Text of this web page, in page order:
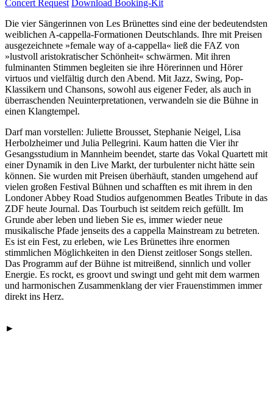
Concert Request Download Booking-Kit
Die vier Sängerinnen von Les Brünettes sind eine der bedeutendsten
weiblichen A-cappella-Formationen Deutschlands. Ihre mit Preisen
ausgezeichnete »female way of a-cappella« ließ die FAZ von
»lustvoll aristokratischer Schönheit« schwärmen. Mit ihren
fulminanten Stimmen begleiten sie ihre Hörerinnen und Hörer
virtuos und vielfältig durch den Abend. Mit Jazz, Swing, Pop-
Klassikern und Chansons, sowohl aus eigener Feder, als auch in
überraschenden Neuinterpretationen, verwandeln sie die Bühne in
einen Klangtempel.
Darf man vorstellen: Juliette Brousset, Stephanie Neigel, Lisa
Herbolzheimer und Julia Pellegrini. Kaum hatten die Vier ihr
Gesangsstudium in Mannheim beendet, starte das Vokal Quartett mit
einer Dynamik in den Live Markt, der turbulenter nicht hätte sein
können. Sie wurden mit Preisen überhäuft, standen umgehend auf
vielen großen Festival Bühnen und schafften es mit ihrem in den
Londoner Abbey Road Studios aufgenommen Beatles Tribute in das
ZDF heute Journal. Das Tourbuch ist seitdem reich gefüllt. Im
Grunde aber leben und lieben Sie es, immer wieder neue
musikalische Pfade jenseits des a cappella Mainstream zu betreten.
Es ist ein Fest, zu erleben, wie Les Brünettes ihre enormen
stimmlichen Möglichkeiten in den Dienst zeitloser Songs stellen.
Das Programm auf der Bühne ist mitreißend, sinnlich und voller
Energie. Es rockt, es groovt und swingt und geht mit dem warmen
und harmonischen Zusammenklang der vier Frauenstimmen immer
direkt ins Herz.
►